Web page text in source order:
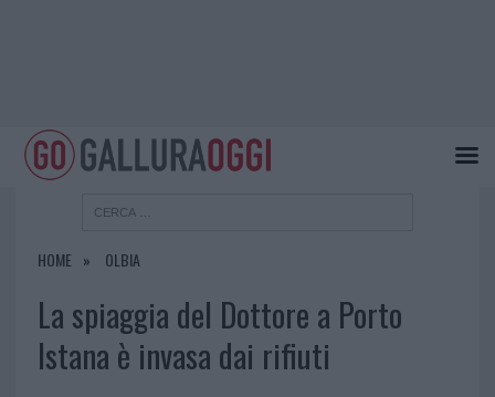
HOME OLBIA
La spiaggia del Dottore a Porto
Istana è invasa dai rifiuti